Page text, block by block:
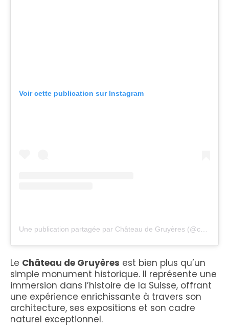
Voir cette publication sur Instagram
Le Château de Gruyères est bien plus qu’un
simple monument historique. Il représente une
immersion dans l’histoire de la Suisse, offrant
une expérience enrichissante à travers son
architecture, ses expositions et son cadre
naturel exceptionnel.